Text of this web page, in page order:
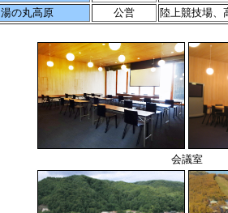
湯の丸高原
公営 陸上競技場、
会議室